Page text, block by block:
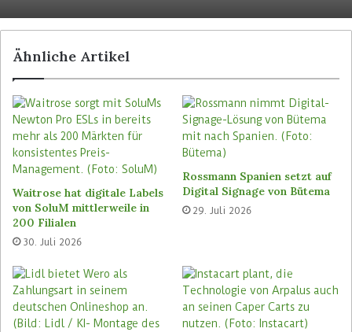
Chinas in den USA, Canada, Japan, Korea und
Singapur. Auch der kassenlose Mini-Laden Shop
Heidelberg nutzt Cloudpick Technologie.
Dieses Video zeigt die Funktionsweise eines mit
Cloudpick-Technologie automatisierten
Supermarktes. (In englischer Sprache. Video:
Cloudpick)
Ähnliche Artikel
Waitrose hat digitale Labels
von SoluM mittlerweile in
200 Filialen
30. Juli 2026
Rossmann Spanien setzt auf
Digital Signage von Bütema
29. Juli 2026